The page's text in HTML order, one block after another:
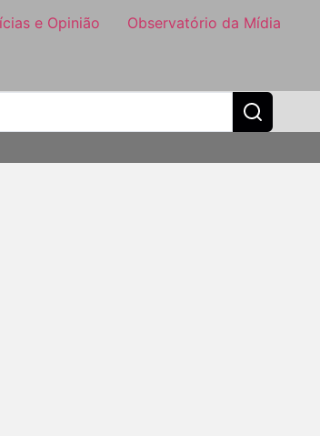
e Opinião Observatório da Mídia